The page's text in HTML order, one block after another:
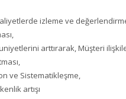
izleme ve
arttırarak, Müşteri
ve Sistematikleşme,
artışı